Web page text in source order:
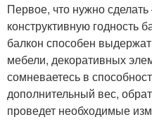
Первое, что нужно сделать
конструктивную годность
балкон способен
мебели, декоративных
сомневаетесь в
дополнительный вес,
проведет необходимые